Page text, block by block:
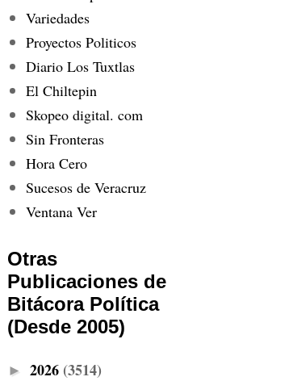
Variedades
Proyectos Politicos
Diario Los Tuxtlas
El Chiltepin
Skopeo digital. com
Sin Fronteras
Hora Cero
Sucesos de Veracruz
Ventana Ver
Otras
Publicaciones de
Bitácora Política
(Desde 2005)
► 2026 (3514)